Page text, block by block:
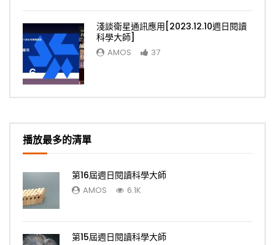
6
淺談衛星通訊應用[2023.12.10週日閱讀
科學大師]
AMOS 37
播放最多的清單
第16屆週日閱讀科學大師
AMOS 6.1K
第15屆週日閱讀科學大師